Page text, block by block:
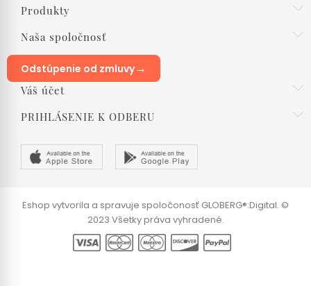
Produkty
Naša spoločnosť
Odstúpenie od zmluvy→
Váš účet
PRIHLÁSENIE K ODBERU
Eshop vytvorila a spravuje spoločonosť GLOBERG®:Digital. ©
2023 Všetky práva vyhradené.